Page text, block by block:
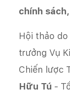
chính
Hội thảo
trưởng Vụ
Chiến lược
Hữu Tú -